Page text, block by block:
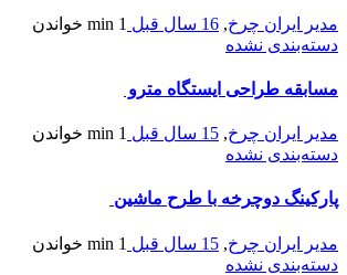
مدیر ایران چرخ, 16 سال قبل 1 min
خواندن
دسته‌بندی نشده
مسابقه طراحی ایستگاه مترو
مدیر ایران چرخ, 15 سال قبل 1 min
خواندن
دسته‌بندی نشده
پارکینگ دوچرخه با طرح ماشین
مدیر ایران چرخ, 15 سال قبل 1 min
خواندن
دسته‌بندی نشده